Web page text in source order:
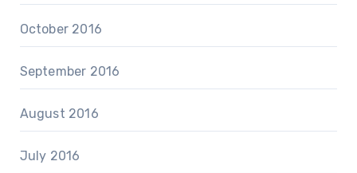
October 2016
September 2016
August 2016
July 2016